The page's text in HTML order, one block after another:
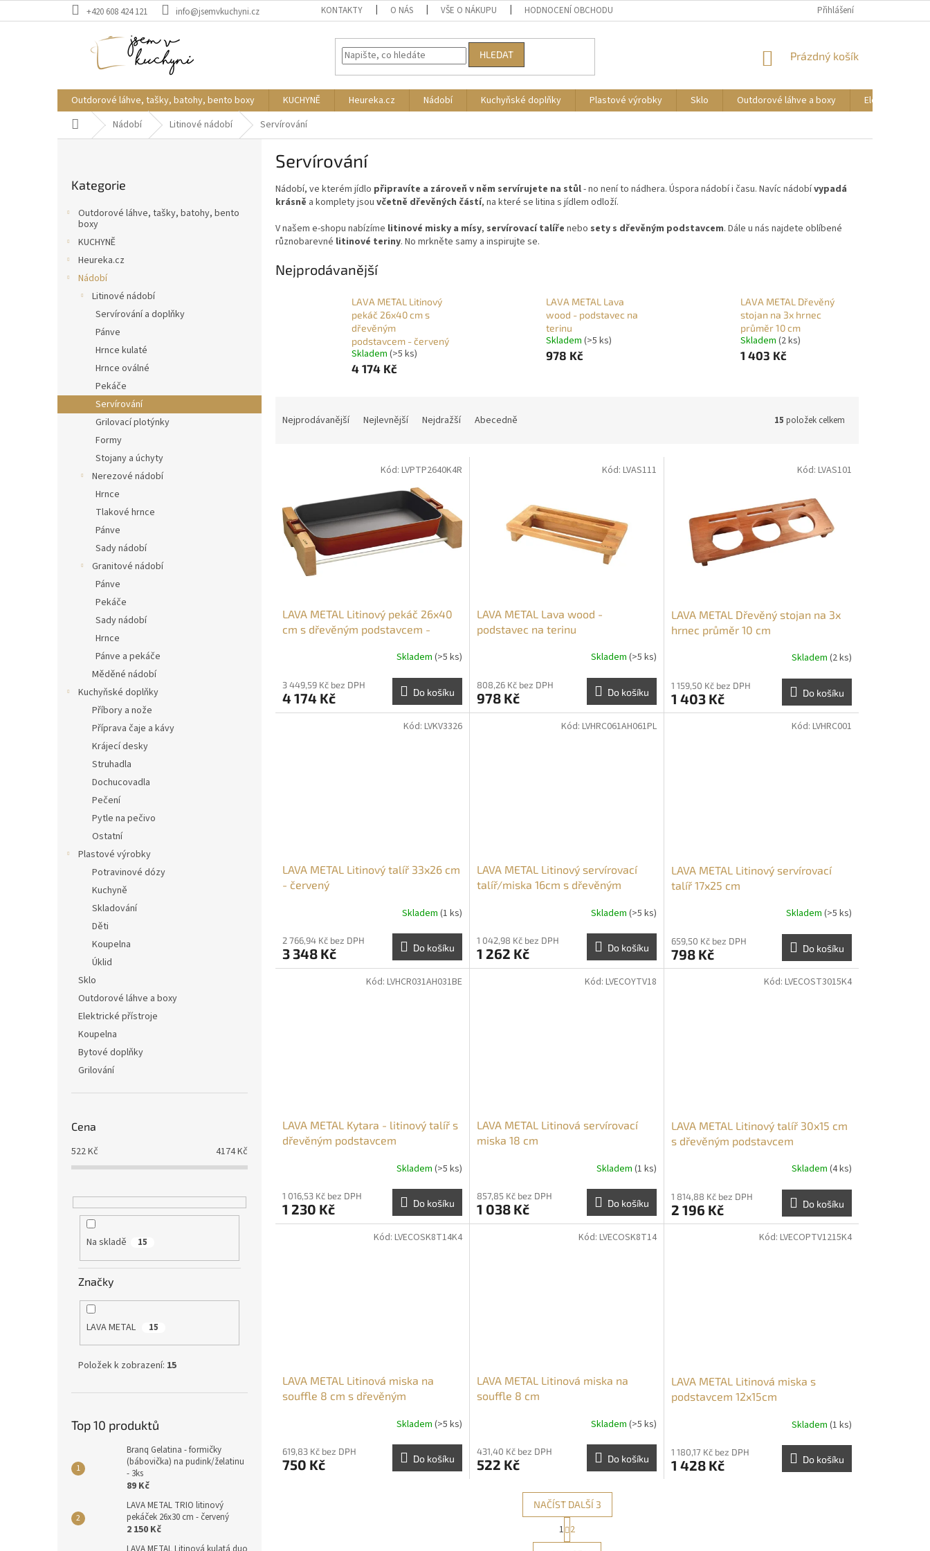
na
+420 608 424 121 info@jsemvkuchyni.cz KONTAKTY O NÁS VŠE O NÁKUPU HODNOCENÍ OBCHODU OBCHODNÍ PODMÍNKY
Přihlášení
HLEDAT
NÁKUPNÍ
Prázdný košík
Outdorové láhve, tašky, batohy, bento boxy KUCHYNĚ Heureka.cz Nádobí Kuchyňské doplňky Plastové výrobky Sklo Outdorové láhve a boxy
Elektrické
Domů Nádobí Litinové nádobí Servírování
kategorie
Kategorie
Outdorové láhve, tašky, batohy, bento
boxy
KUCHYNĚ
Heureka.cz
Nádobí
Litinové nádobí
Servírování a doplňky
Pánve
Hrnce kulaté
Hrnce oválné
Pekáče
Servírování
Grilovací plotýnky
Formy
Stojany a úchyty
Nerezové nádobí
Hrnce
Tlakové hrnce
Pánve
Sady nádobí
Granitové nádobí
Pánve
Pekáče
Sady nádobí
Hrnce
Pánve a pekáče
Měděné nádobí
Kuchyňské doplňky
Příbory a nože
Příprava čaje a kávy
Krájecí desky
Struhadla
Dochucovadla
Pečení
Pytle na pečivo
Ostatní
Plastové výrobky
Potravinové dózy
Kuchyně
Skladování
Děti
Koupelna
Úklid
Sklo
Outdorové láhve a boxy
Elektrické přístroje
Koupelna
Bytové doplňky
Grilování
Cena
522Kč 4174Kč
Na skladě 15
Značky
LAVA METAL 15
Položek k zobrazení: 15
Top 10 produktů
Branq Gelatina - formičky
(bábovička) na pudink/želatinu
- 3ks
89 Kč
LAVA METAL TRIO litinový
pekáček 26x30 cm - červený
2 150 Kč
Servírování
Nádobí, ve kterém jídlo připravíte a zároveň v něm servírujete na stůl- no není to nádhera. Úspora nádobí i času. Navíc nádobívypadá
krásně a komplety jsou včetně dřevěných částí, na které se litina s jídlem odloží.
V našem e-shopu nabízíme litinové misky a mísy, servírovací talíře nebo sety s dřevěným podstavcem. Dále u nás najdete oblíbené
různobarevné litinové teriny. No mrkněte samy a inspirujte se.
Nejprodávanější
LAVA METAL Litinový
pekáč 26x40 cm s
dřevěným
podstavcem - červený
Skladem (>5 ks)
4 174 Kč
LAVA METAL Lava
wood - podstavec na
terinu
Skladem (>5 ks)
978 Kč
LAVA METAL Dřevěný
stojan na 3x hrnec
průměr 10 cm
Skladem (2 ks)
1 403 Kč
Nejprodávanější Nejlevnější Nejdražší Abecedně 15 položek celkem
LAVA METAL Litinový pekáč 26x40
cm s dřevěným podstavcem -
Skladem (>5 ks)
3 449,59 Kč bez DPH
4 174 Kč Do košíku
Kód: LVPTP2640K4R
LAVA METAL Lava wood -
podstavec na terinu
Skladem (>5 ks)
808,26 Kč bez DPH
978 Kč Do košíku
Kód: LVAS111
LAVA METAL Dřevěný stojan na 3x
hrnec průměr 10 cm
Skladem (2 ks)
1 159,50 Kč bez DPH
1 403 Kč Do košíku
Kód: LVAS101
LAVA METAL Litinový talíř 33x26 cm
- červený
Skladem (1 ks)
2 766,94 Kč bez DPH
3 348 Kč Do košíku
Kód: LVKV3326
LAVA METAL Litinový servírovací
talíř/miska 16cm s dřevěným
Skladem (>5 ks)
1 042,98 Kč bez DPH
1 262 Kč Do košíku
Kód: LVHRC061AH061PL
LAVA METAL Litinový servírovací
talíř 17x25 cm
Skladem (>5 ks)
659,50 Kč bez DPH
798 Kč Do košíku
Kód: LVHRC001
LAVA METAL Kytara - litinový talíř s
dřevěným podstavcem
Skladem (>5 ks)
1 016,53 Kč bez DPH
1 230 Kč Do košíku
Kód: LVHCR031AH031BE
LAVA METAL Litinová servírovací
miska 18 cm
Skladem (1 ks)
857,85 Kč bez DPH
1 038 Kč Do košíku
Kód: LVECOYTV18
LAVA METAL Litinový talíř 30x15 cm
s dřevěným podstavcem
Skladem (4 ks)
1 814,88 Kč bez DPH
2 196 Kč Do košíku
Kód: LVECOST3015K4
LAVA METAL Litinová miska na
souffle 8 cm s dřevěným
Skladem (>5 ks)
619,83 Kč bez DPH
750 Kč Do košíku
Kód: LVECOSK8T14K4
LAVA METAL Litinová miska na
souffle 8 cm
Skladem (>5 ks)
431,40 Kč bez DPH
522 Kč Do košíku
Kód: LVECOSK8T14
LAVA METAL Litinová miska s
podstavcem 12x15cm
Skladem (1 ks)
1 180,17 Kč bez DPH
1 428 Kč Do košíku
Kód: LVECOPTV1215K4
O
NAČÍST DALŠÍ 3
t
r
1 2